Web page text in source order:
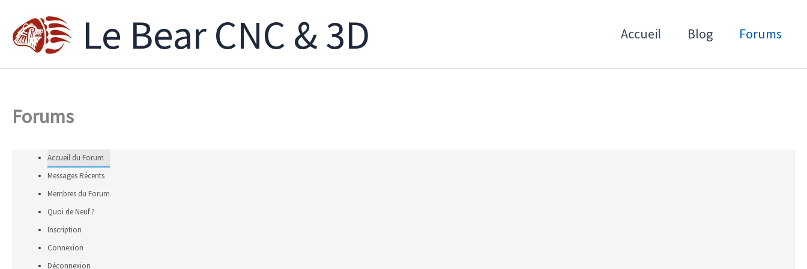
contenu
Le Bear CNC & 3D Accueil Blog Forums
Forums
Accueil du Forum
Messages Récents
Membres du Forum
Quoi de Neuf ?
Inscription
Connexion
Déconnexion